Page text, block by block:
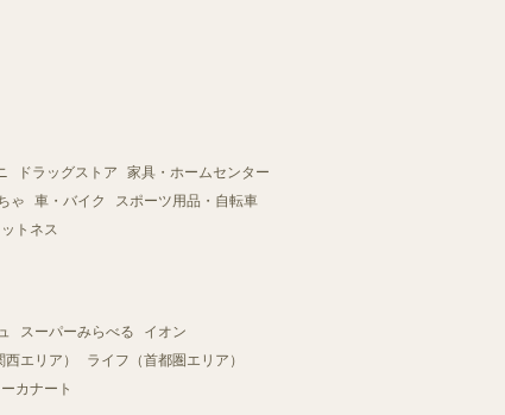
ドラッグストア
家具・ホームセンター
ゃ 車・バイク
スポーツ用品・自転車
トネス
スーパーみらべる
イオン
エリア）
ライフ（首都圏エリア）
カナート